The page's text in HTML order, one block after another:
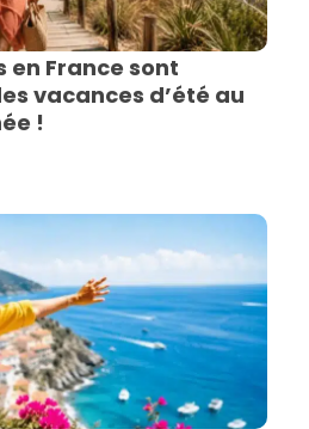
en France sont
vacances d’été au
!